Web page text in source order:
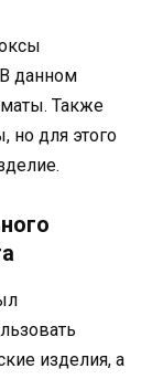
данном
Также
но для этого
изделия, а